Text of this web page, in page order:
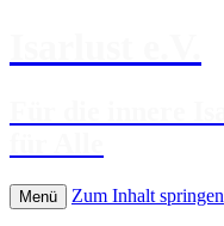
Menü Zum Inhalt springen